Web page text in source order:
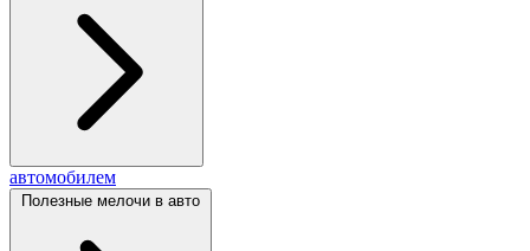
автомобилем
Полезные мелочи в авто